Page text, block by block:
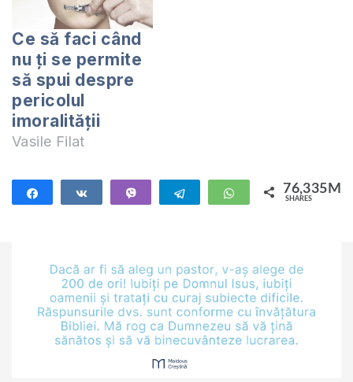
din sat? Știu sigur
că îi va ajuta. Nu
știu cum…
Ce să faci când
nu ţi se permite
să spui despre
pericolul
imoralităţii
Vasile Filat
Share Share Telegram WhatsApp76,335M
SHARES